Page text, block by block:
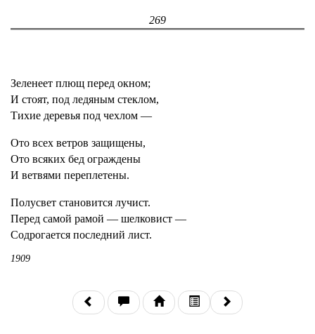
269
Зеленеет плющ перед окном;
И стоят, под ледяным стеклом,
Тихие деревья под чехлом —
Ото всех ветров защищены,
Ото всяких бед ограждены
И ветвями переплетены.
Полусвет становится лучист.
Перед самой рамой — шелковист —
Содрогается последний лист.
1909